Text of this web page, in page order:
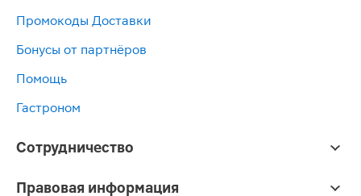
Промокоды Доставки
Бонусы от партнёров
Помощь
Гастроном
Сотрудничество
Правовая информация